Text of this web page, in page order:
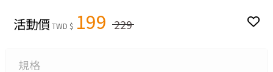
活動價TWD $ 199 229
規格